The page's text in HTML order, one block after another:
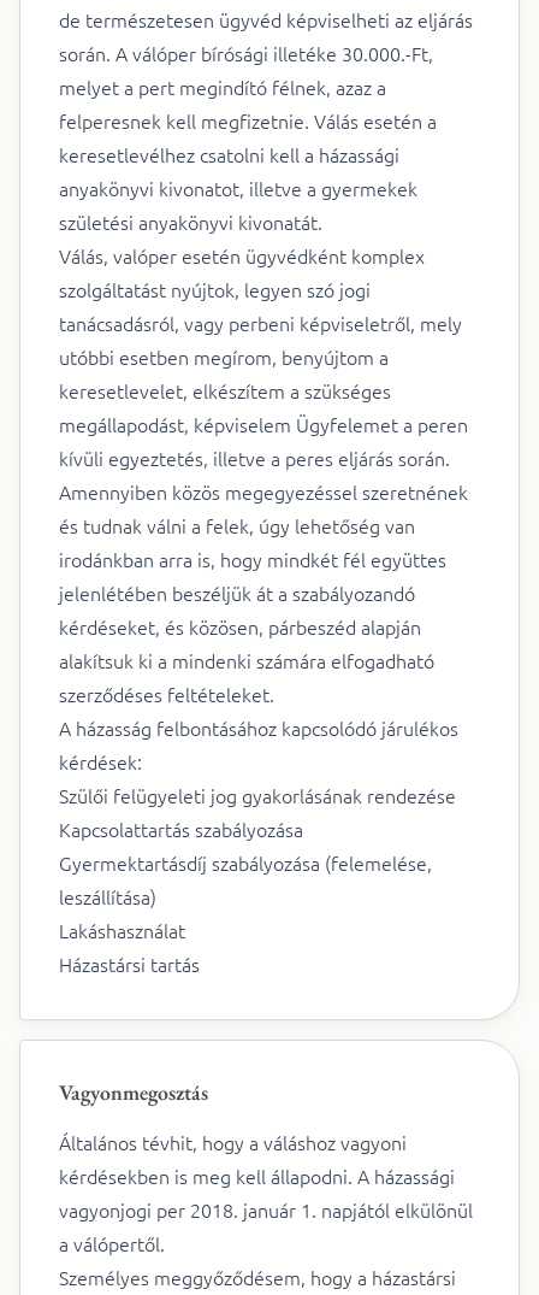
de természetesen ügyvéd képviselheti az eljárás
során. A válóper bírósági illetéke 30.000.-Ft,
melyet a pert megindító félnek, azaz a
felperesnek kell megfizetnie. Válás esetén a
keresetlevélhez csatolni kell a házassági
anyakönyvi kivonatot, illetve a gyermekek
születési anyakönyvi kivonatát.
Válás, valóper esetén ügyvédként komplex
szolgáltatást nyújtok, legyen szó jogi
tanácsadásról, vagy perbeni képviseletről, mely
utóbbi esetben megírom, benyújtom a
keresetlevelet, elkészítem a szükséges
megállapodást, képviselem Ügyfelemet a peren
kívüli egyeztetés, illetve a peres eljárás során.
Amennyiben közös megegyezéssel szeretnének
és tudnak válni a felek, úgy lehetőség van
irodánkban arra is, hogy mindkét fél együttes
jelenlétében beszéljük át a szabályozandó
kérdéseket, és közösen, párbeszéd alapján
alakítsuk ki a mindenki számára elfogadható
szerződéses feltételeket.
A házasság felbontásához kapcsolódó járulékos
kérdések:
Szülői felügyeleti jog gyakorlásának rendezése
Kapcsolattartás szabályozása
Gyermektartásdíj szabályozása (felemelése,
leszállítása)
Lakáshasználat
Házastársi tartás
Vagyonmegosztás
Általános tévhit, hogy a váláshoz vagyoni
kérdésekben is meg kell állapodni. A házassági
vagyonjogi per 2018. január 1. napjától elkülönül
a válópertől.
Személyes meggyőződésem, hogy a házastársi